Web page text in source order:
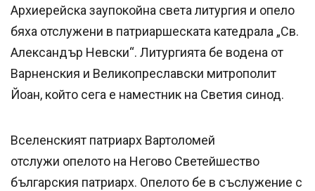
Архиерейска заупокойна света литургия и опело
бяха отслужени в патриаршеската катедрала „Св.
Александър Невски“. Литургията бе водена от
Варненския и Великопреславски митрополит
Йоан, който сега е наместник на Светия синод.
Вселенският патриарх Вартоломей
отслужи опелото на Негово Светейшество
българския патриарх. Опелото бе в съслужение с